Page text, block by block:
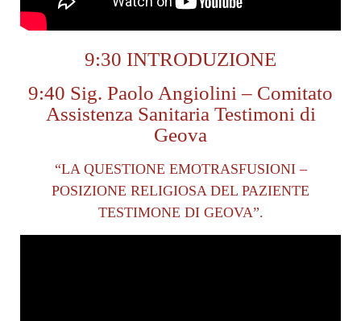
9:30 INTRODUZIONE
9:40 Sig. Paolo Angiolini – Comitato
Assistenza Sanitaria Testimoni di
Geova
“LA QUESTIONE EMOTRASFUSIONI –
POSIZIONE RELIGIOSA DEL PAZIENTE
TESTIMONE DI GEOVA”.